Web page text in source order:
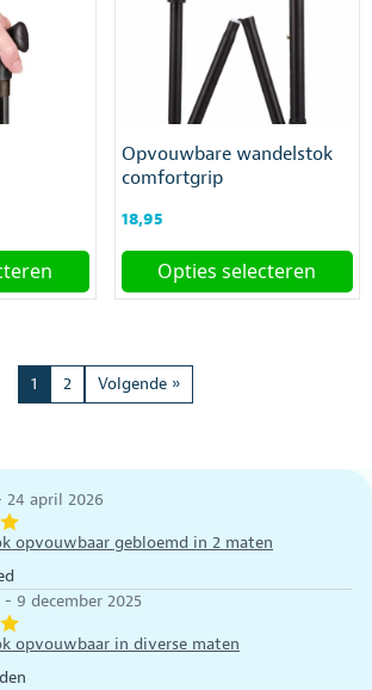
variaties.
worden
op
productpagina
Opvouwbare wandelstok
comfortgrip
18,95
Opties selecteren
Dit
meerdere
variaties.
kan
op
productpagina
1 2 Volgende »
24 april 2026
opvouwbaar gebloemd in 2 maten
- 9 december 2025
opvouwbaar in diverse maten